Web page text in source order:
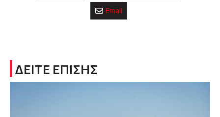
Email
ΔΕΙΤΕ ΕΠΙΣΗΣ